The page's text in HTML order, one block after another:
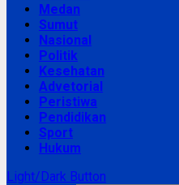
Medan
Sumut
Nasional
Politik
Kesehatan
Advetorial
Peristiwa
Pendidikan
Sport
Hukum
Light/Dark Button